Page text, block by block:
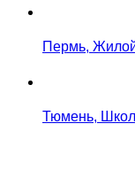
Пермь,
Тюмень,